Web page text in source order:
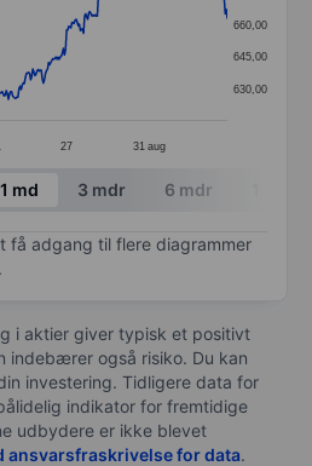
points.
displaying categories.
displaying values. Data
27 31 aug
630,00
645,00
660,00
1 md 3 mdr 6 mdr
få adgang til flere diagrammer
i aktier giver typisk et positivt
indebærer også risiko. Du kan
investering. Tidligere data for
indikator for fremtidige
udbydere er ikke blevet
ansvarsfraskrivelse for data.